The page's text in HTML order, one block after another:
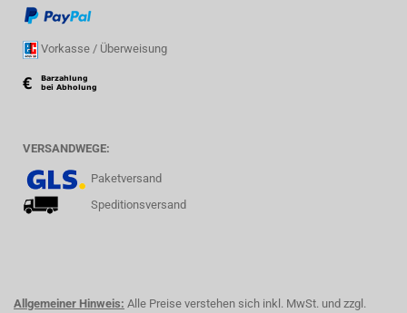
Vorkasse / Überweisung
VERSANDWEGE:
Paketversand
Speditionsversand
Allgemeiner Hinweis: Alle Preise verstehen sich inkl. MwSt. und zzgl.